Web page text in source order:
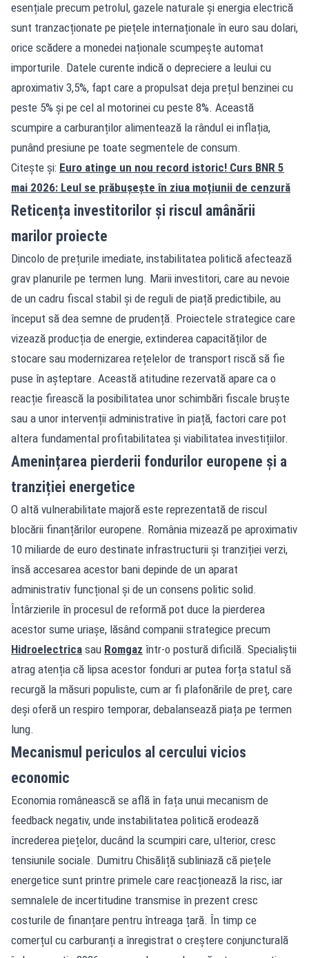
esențiale precum petrolul, gazele naturale și energia electrică
sunt tranzacționate pe piețele internaționale în euro sau dolari,
orice scădere a monedei naționale scumpește automat
importurile. Datele curente indică o depreciere a leului cu
aproximativ 3,5%, fapt care a propulsat deja prețul benzinei cu
peste 5% și pe cel al motorinei cu peste 8%. Această
scumpire a carburanților alimentează la rândul ei inflația,
punând presiune pe toate segmentele de consum.
Citește și: Euro atinge un nou record istoric! Curs BNR 5
mai 2026: Leul se prăbușește în ziua moțiunii de cenzură
Reticența investitorilor și riscul amânării
marilor proiecte
Dincolo de prețurile imediate, instabilitatea politică afectează
grav planurile pe termen lung. Marii investitori, care au nevoie
de un cadru fiscal stabil și de reguli de piață predictibile, au
început să dea semne de prudență. Proiectele strategice care
vizează producția de energie, extinderea capacităților de
stocare sau modernizarea rețelelor de transport riscă să fie
puse în așteptare. Această atitudine rezervată apare ca o
reacție firească la posibilitatea unor schimbări fiscale bruște
sau a unor intervenții administrative în piață, factori care pot
altera fundamental profitabilitatea și viabilitatea investițiilor.
Amenințarea pierderii fondurilor europene și a
tranziției energetice
O altă vulnerabilitate majoră este reprezentată de riscul
blocării finanțărilor europene. România mizează pe aproximativ
10 miliarde de euro destinate infrastructurii și tranziției verzi,
însă accesarea acestor bani depinde de un aparat
administrativ funcțional și de un consens politic solid.
Întârzierile în procesul de reformă pot duce la pierderea
acestor sume uriașe, lăsând companii strategice precum
Hidroelectrica sau Romgaz într-o postură dificilă. Specialiștii
atrag atenția că lipsa acestor fonduri ar putea forța statul să
recurgă la măsuri populiste, cum ar fi plafonările de preț, care
deși oferă un respiro temporar, debalansează piața pe termen
lung.
Mecanismul periculos al cercului vicios
economic
Economia românească se află în fața unui mecanism de
feedback negativ, unde instabilitatea politică erodează
încrederea piețelor, ducând la scumpiri care, ulterior, cresc
tensiunile sociale. Dumitru Chisăliță subliniază că piețele
energetice sunt printre primele care reacționează la risc, iar
semnalele de incertitudine transmise în prezent cresc
costurile de finanțare pentru întreaga țară. În timp ce
comerțul cu carburanți a înregistrat o creștere conjuncturală